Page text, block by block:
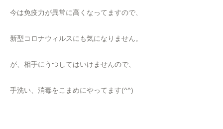
今は免疫力が異常に高くなってますので、
新型コロナウィルスにも気になりません。
が、相手にうつしてはいけませんので、
手洗い、消毒をこまめにやってます(^^)